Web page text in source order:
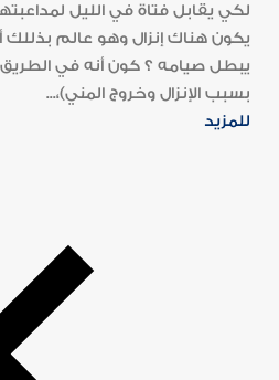
لكي يقابل فتاة في الليل
يكون هناك إنزال وهو عالم بذللك
يبطل صيامه ؟ كون أنه في
بسبب الإنزال وخروج المني)،...
للمزيد